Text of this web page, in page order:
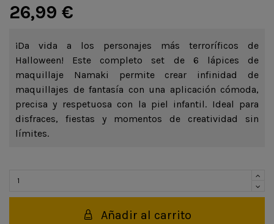
26,99 €
¡Da vida a los personajes más terroríficos de
Halloween! Este completo set de 6 lápices de
maquillaje Namaki permite crear infinidad de
maquillajes de fantasía con una aplicación cómoda,
precisa y respetuosa con la piel infantil. Ideal para
disfraces, fiestas y momentos de creatividad sin
límites.
Añadir al carrito